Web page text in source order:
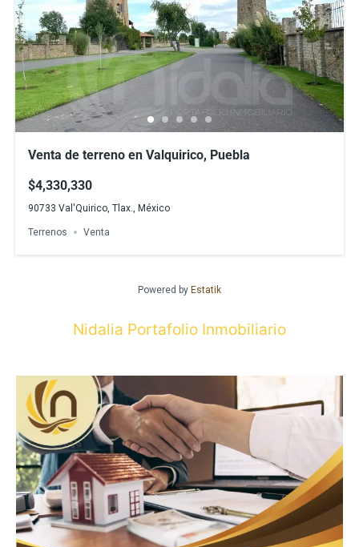
Venta de terreno en Valquirico, Puebla
$4,330,330
90733 Val'Quirico, Tlax., México
Terrenos Venta
Powered by Estatik
Nidalia Portafolio Inmobiliario